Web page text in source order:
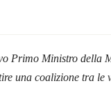
Primo Ministro della
una coalizione tra